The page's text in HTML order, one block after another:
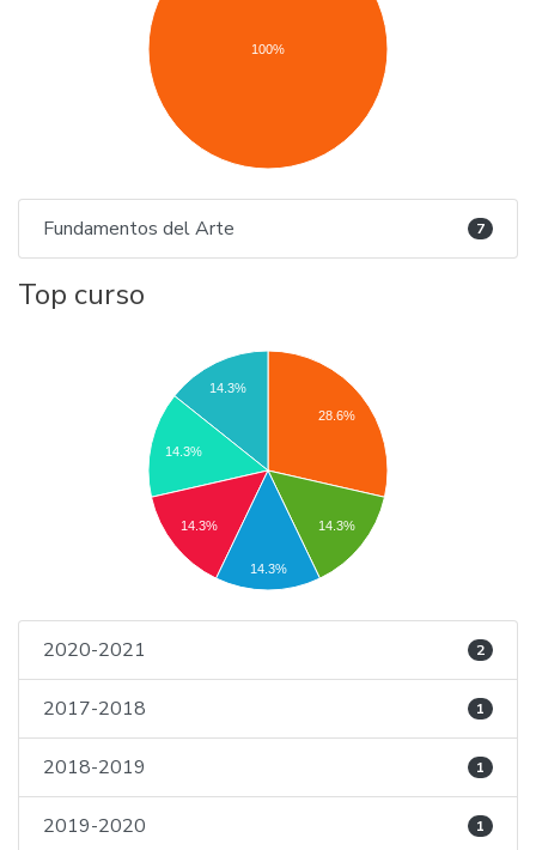
100%
Fundamentos del Arte 7
Top curso
28.6%
14.3%
14.3%
14.3%
14.3%
14.3%
2020-2021 2
2017-2018 1
2018-2019 1
2019-2020 1